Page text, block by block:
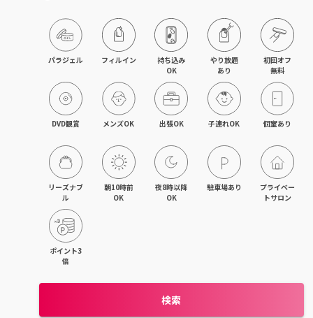
目黒・戸越・武蔵小山
北千住・町屋・亀有
錦糸町・小岩・青砥
吉祥寺・荻窪・三鷹
立川・国立・国分寺
八王子・日野・昭島
日暮里・駒込・千駄木
パラジェル フィルイン
持ち込み
OK
やり放題
あり
初回オフ
無料
DVD観賞 メンズOK 出張OK 子連れOK 個室あり
リーズナブ
ル
朝10時前
OK
夜8時以降
OK
駐車場あり
プライベー
トサロン
ポイント3
倍
検索